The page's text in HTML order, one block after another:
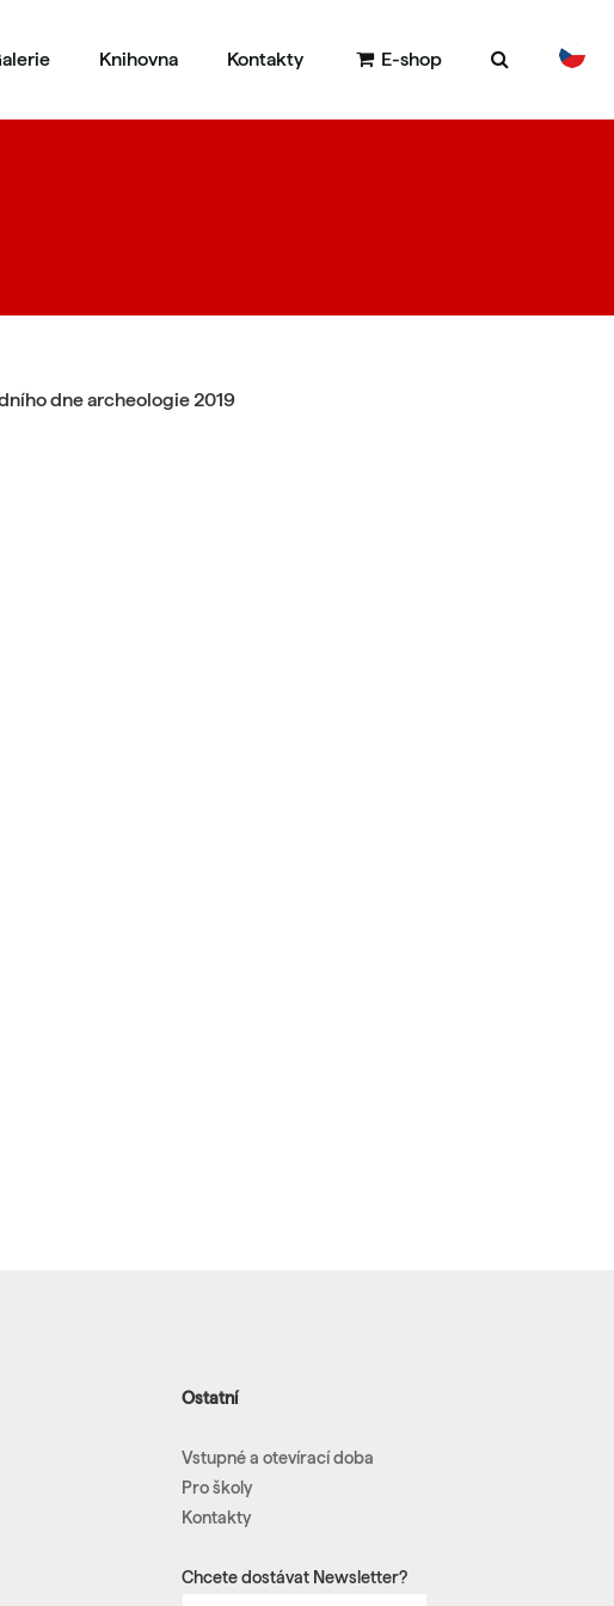
EN
Knihovna Kontakty E-shop
dne archeologie 2019
Ostatní
Vstupné a otevírací doba
Pro školy
Kontakty
Chcete dostávat Newsletter?